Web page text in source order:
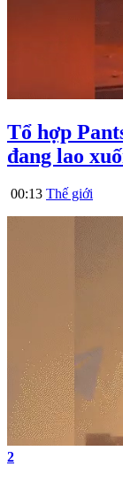
Tổ hợp
đang lao
00:13 Thế giới
2